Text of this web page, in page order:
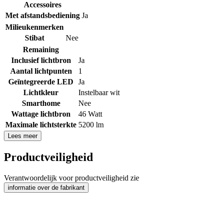
Accessoires
Met afstandsbediening Ja
Milieukenmerken
Stibat
Nee
Remaining
Inclusief lichtbron
Ja
Aantal lichtpunten
1
Geïntegreerde LED
Ja
Lichtkleur
Instelbaar wit
Smarthome
Nee
Wattage lichtbron
46 Watt
Maximale lichtsterkte 5200 lm
Lees meer
Productveiligheid
Verantwoordelijk voor productveiligheid zie
informatie over de fabrikant